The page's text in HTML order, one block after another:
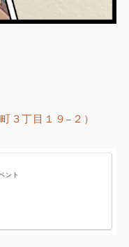
３丁目１９−２）
ント